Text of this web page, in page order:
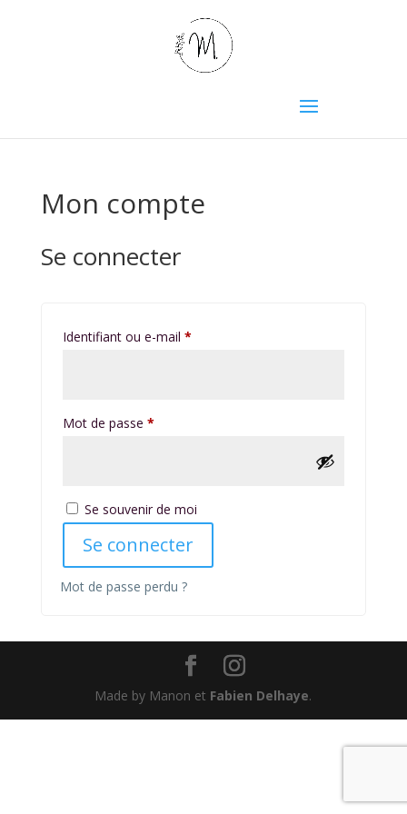
Mon compte
Se connecter
Identifiant ou e-mail *Obligatoire
Mot de passe *Obligatoire
Se souvenir de moi
Se connecter
Mot de passe perdu ?
Made by Manon et Fabien Delhaye.